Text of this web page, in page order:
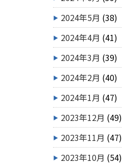
2024年5月 (38)
2024年4月 (41)
2024年3月 (39)
2024年2月 (40)
2024年1月 (47)
2023年12月 (49)
2023年11月 (47)
2023年10月 (54)